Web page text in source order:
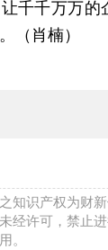
千千万万的
（肖楠）
知识产权为财
经许可，禁止
。